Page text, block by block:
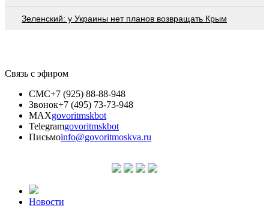
Зеленский: у Украины нет планов возвращать Крым
Связь с эфиром
СМС+7 (925) 88-88-948
Звонок+7 (495) 73-73-948
MAXgovoritmskbot
Telegramgovoritmskbot
Письмоinfo@govoritmoskva.ru
Новости